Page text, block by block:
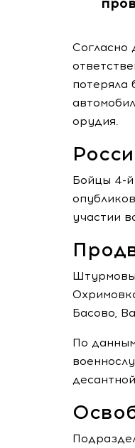
Согласно
потеряла
орудия.
Бойцы 4-й
участии
Басово,
По